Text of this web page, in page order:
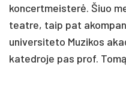
koncertmeisterė. Šiuo
teatre, taip pat
universiteto Muzikos
katedroje pas prof.